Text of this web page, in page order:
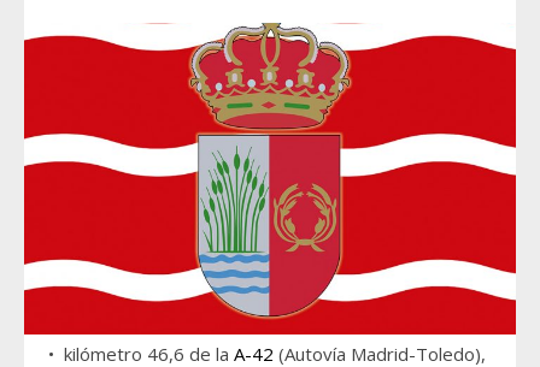
• kilómetro 46,6 de la A-42 (Autovía Madrid-Toledo),